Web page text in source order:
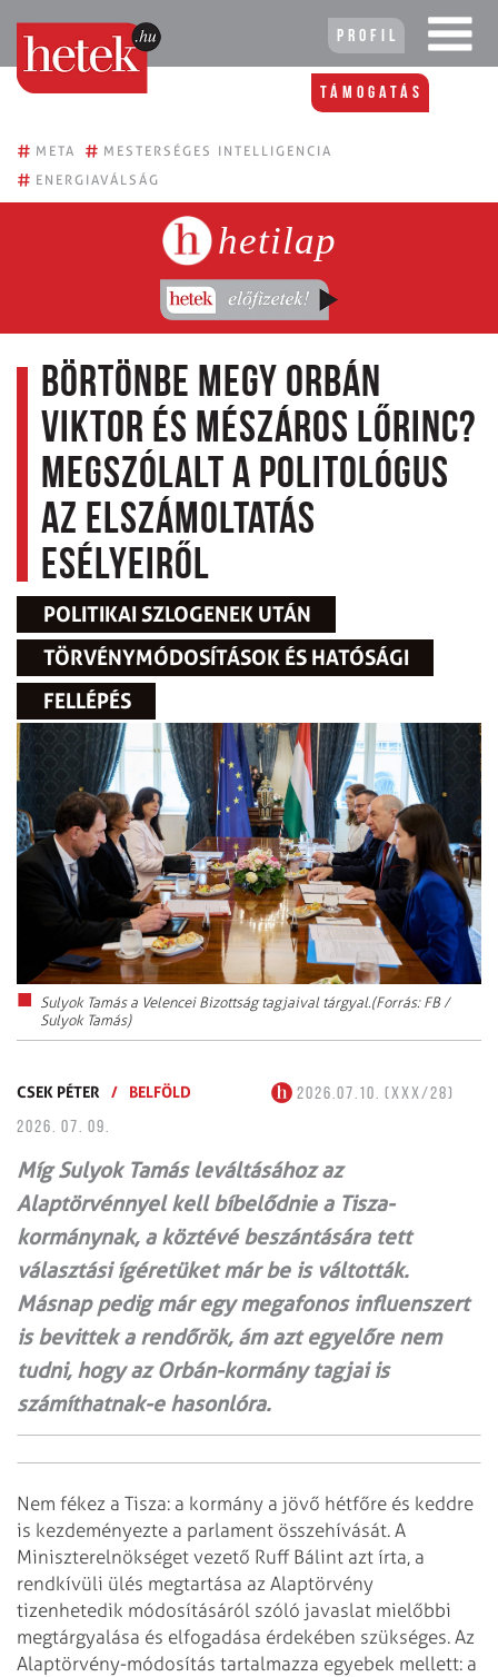
Profil
Támogatás
# META # MESTERSÉGES INTELLIGENCIA
# ENERGIAVÁLSÁG
hetilap
Börtönbe megy Orbán
Viktor és Mészáros Lőrinc?
Megszólalt a politológus
az elszámoltatás
esélyeiről
POLITIKAI SZLOGENEK UTÁN
TÖRVÉNYMÓDOSÍTÁSOK ÉS HATÓSÁGI
FELLÉPÉS
Sulyok Tamás a Velencei Bizottság tagjaival tárgyal.(Forrás: FB /
Sulyok Tamás)
CSEK PÉTER / BELFÖLD
2026.07.10. (XXX/28)
2026. 07. 09.
Míg Sulyok Tamás leváltásához az
Alaptörvénnyel kell bíbelődnie a Tisza-
kormánynak, a köztévé beszántására tett
választási ígéretüket már be is váltották.
Másnap pedig már egy megafonos influenszert
is bevittek a rendőrök, ám azt egyelőre nem
tudni, hogy az Orbán-kormány tagjai is
számíthatnak-e hasonlóra.
Nem fékez a Tisza: a kormány a jövő hétfőre és keddre
is kezdeményezte a parlament összehívását. A
Miniszterelnökséget vezető Ruff Bálint azt írta, a
rendkívüli ülés megtartása az Alaptörvény
tizenhetedik módosításáról szóló javaslat mielőbbi
megtárgyalása és elfogadása érdekében szükséges. Az
Alaptörvény-módosítás tartalmazza egyebek mellett: a